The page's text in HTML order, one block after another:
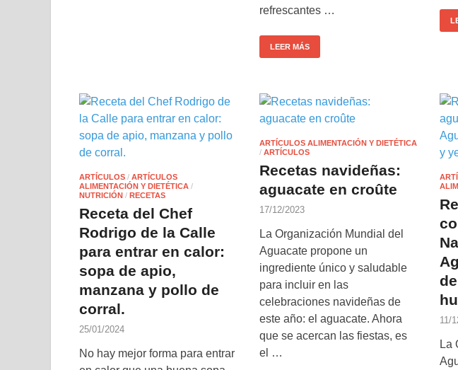
refrescantes …
LEER MÁS
ARTÍCULOS / ARTÍCULOS
ALIMENTACIÓN Y DIETÉTICA /
NUTRICIÓN / RECETAS
Receta del Chef
Rodrigo de la Calle
para entrar en calor:
sopa de apio,
manzana y pollo de
corral.
25/01/2024
No hay mejor forma para entrar
ARTÍCULOS ALIMENTACIÓN Y DIETÉTICA
/ ARTÍCULOS
Recetas navideñas:
aguacate en croûte
17/12/2023
La Organización Mundial del
Aguacate propone un
ingrediente único y saludable
para incluir en las
celebraciones navideñas de
este año: el aguacate. Ahora
que se acercan las fiestas, es
el …
11/
La